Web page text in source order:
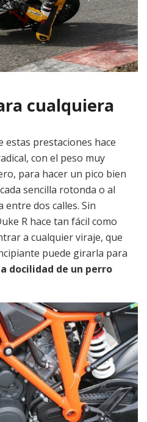
cualquiera
estas prestaciones hace
con el peso muy
para hacer un pico bien
sencilla rotonda o al
dos calles. Sin
R hace tan fácil como
a cualquier viraje, que
puede girarla para
docilidad de un perro